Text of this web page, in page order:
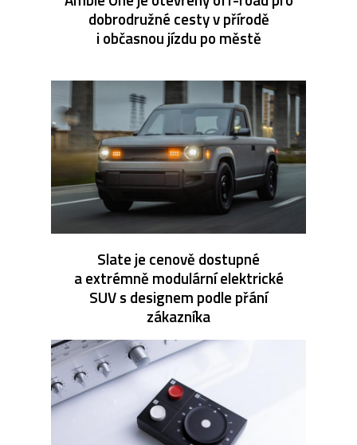
dobrodružné cesty v přírodě
i občasnou jízdu po městě
Slate je cenově dostupné
a extrémně modulární elektrické
SUV s designem podle přání
zákazníka